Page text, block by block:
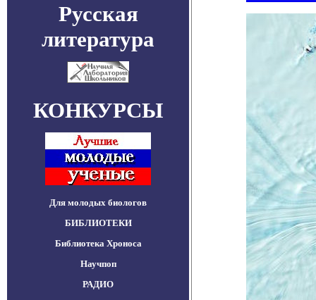
Русская
литература
КОНКУРСЫ
Для молодых биологов
БИБЛИОТЕКИ
Библиотека Хроноса
Научпоп
РАДИО